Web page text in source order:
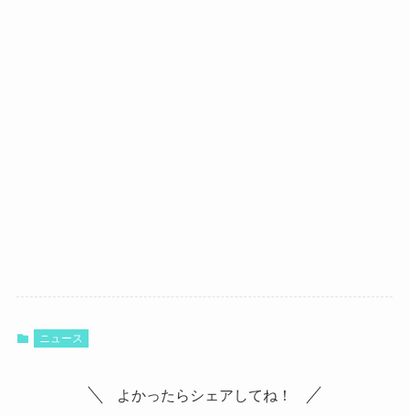
ニュース
よかったらシェアしてね！